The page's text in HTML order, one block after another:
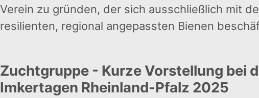
Verein zu gründen, der sich ausschließlich mit
resilienten, regional angepassten Bienen
Zuchtgruppe - Kurze Vorstellung bei
Imkertagen Rheinland-Pfalz 2025